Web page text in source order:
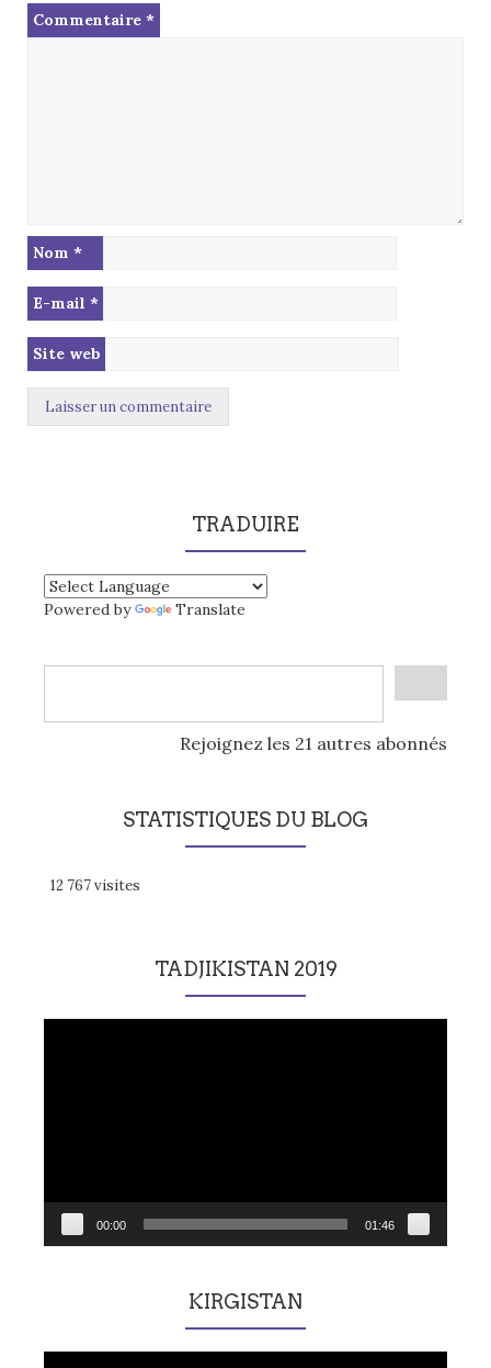
Commentaire *
Nom *
E-mail *
Site web
TRADUIRE
Powered by Translate
Rejoignez les 21 autres abonnés
STATISTIQUES DU BLOG
12 767 visites
TADJIKISTAN 2019
00:00 01:46
KIRGISTAN